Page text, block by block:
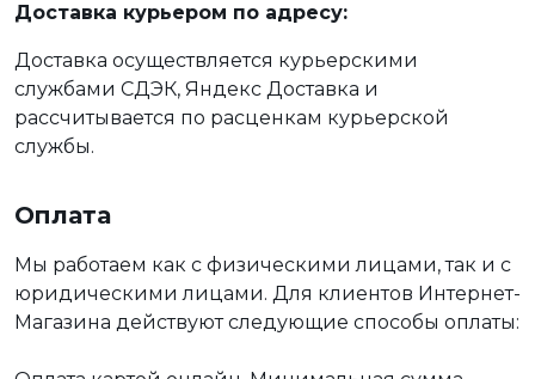
Доставка курьером по адресу:
Доставка осуществляется курьерскими
службами СДЭК, Яндекс Доставка и
рассчитывается по расценкам курьерской
службы.
Оплата
Мы работаем как с физическими лицами, так и с
юридическими лицами. Для клиентов Интернет-
Магазина действуют следующие способы оплаты: